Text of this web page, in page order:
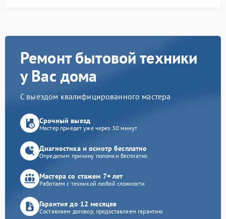
Ремонт бытовой техники
у Вас дома
С выездом квалифицированного мастера
Срочный выезд
Мастер приедет уже через 30 минут
Диагностика и осмотр бесплатно
Определим причину поломки бесплатно
Мастера со стажем 7+ лет
Работаем с техникой любой сложности
Гарантия до 12 месяцев
Составляем договор, предоставляем гарантию